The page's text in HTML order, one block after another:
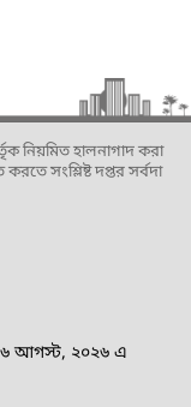
নিয়মিত হালনাগাদ করা
সংশ্লিষ্ট দপ্তর সর্বদা
৬ আগস্ট, ২০২৬ এ